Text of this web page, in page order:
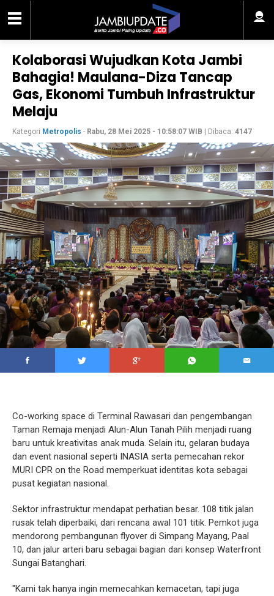
Kolaborasi Wujudkan Kota Jambi
Bahagia! Maulana-Diza Tancap
Gas, Ekonomi Tumbuh Infrastruktur
Melaju
Kategori Metropolis - Rabu, 28 Mei 2025 - 10:58:07 WIB | Dibaca: 4147
Co-working space di Terminal Rawasari dan pengembangan
Taman Remaja menjadi Alun-Alun Tanah Pilih menjadi ruang
baru untuk kreativitas anak muda. Selain itu, gelaran budaya
dan event nasional seperti INASIA serta pemecahan rekor
MURI CPR on the Road memperkuat identitas kota sebagai
pusat kegiatan nasional.
Sektor infrastruktur mendapat perhatian besar. 108 titik jalan
rusak telah diperbaiki, dari rencana awal 101 titik. Pemkot juga
mendorong pembangunan flyover di Simpang Mayang, Paal
10, dan jalur arteri baru sebagai bagian dari konsep Waterfront
Sungai Batanghari.
"Kami tak hanya ingin memecahkan kemacetan, tapi juga